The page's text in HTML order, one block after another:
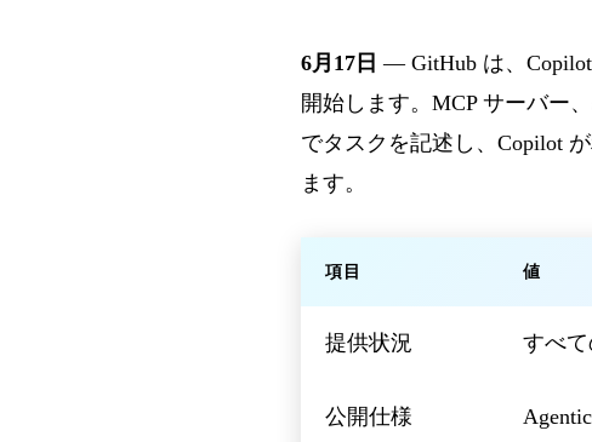
6月17日 — GitHub は、
開始します。MCP サーバー
でタスクを記述し、Copilot
ます。
項目 値
提供状況 すべ
公開仕様